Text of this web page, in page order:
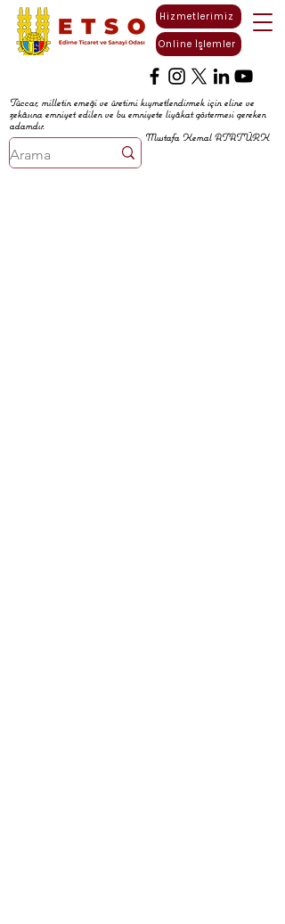
Online İşlemler
Hizmetlerimiz
Tüccar, milletin emeği ve üretimi kıymetlendirmek için eline ve
zekâsına emniyet edilen ve bu emniyete liyâkat göstermesi gereken
adamdır.
Mustafa Kemal ATATÜRK